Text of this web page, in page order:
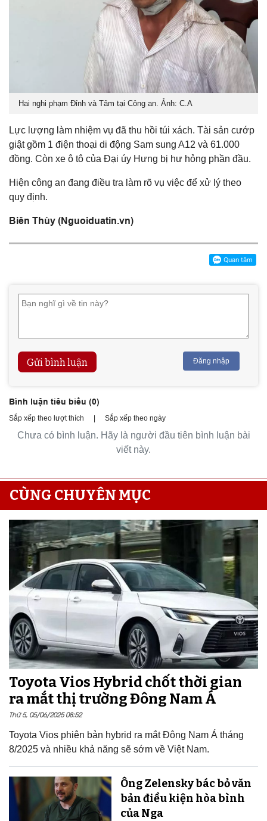
Hai nghi phạm Đỉnh và Tâm tại Công an. Ảnh: C.A
Lực lượng làm nhiệm vụ đã thu hồi túi xách. Tài sản cướp
giật gồm 1 điện thoại di động Sam sung A12 và 61.000
đồng. Còn xe ô tô của Đại úy Hưng bị hư hỏng phần đầu.
Hiện công an đang điều tra làm rõ vụ việc để xử lý theo
quy định.
Biên Thùy (Nguoiduatin.vn)
Gửi bình luận Đăng nhập
Bình luận tiêu biểu (0)
Sắp xếp theo lượt thích Sắp xếp theo ngày
Chưa có bình luận. Hãy là người đầu tiên bình luận bài
viết này.
CÙNG CHUYÊN MỤC
Toyota Vios Hybrid chốt thời gian
ra mắt thị trường Đông Nam Á
Thứ 5, 05/06/2025 08:52
Toyota Vios phiên bản hybrid ra mắt Đông Nam Á tháng
8/2025 và nhiều khả năng sẽ sớm về Việt Nam.
Ông Zelensky bác bỏ văn
bản điều kiện hòa bình
của Nga